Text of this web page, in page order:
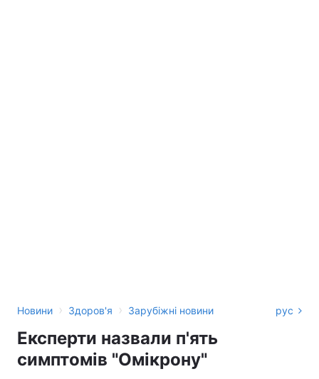
Новини › Здоров'я › Зарубіжні новини рус
Експерти назвали п'ять
симптомів "Омікрону"